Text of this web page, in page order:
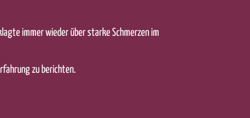
immer wieder über starke Schmerzen im
zu berichten.